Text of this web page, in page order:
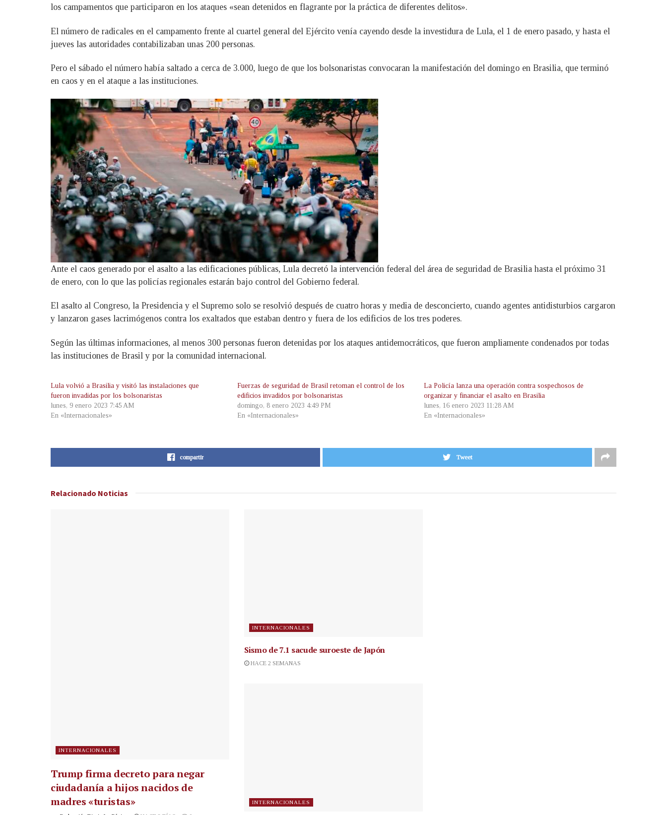
los campamentos que participaron en los ataques «sean detenidos en flagrante por la práctica de diferentes delitos».
El número de radicales en el campamento frente al cuartel general del Ejército venía cayendo desde la investidura de Lula, el 1 de enero pasado, y hasta el
jueves las autoridades contabilizaban unas 200 personas.
Pero el sábado el número había saltado a cerca de 3.000, luego de que los bolsonaristas convocaran la manifestación del domingo en Brasilia, que terminó
en caos y en el ataque a las instituciones.
Ante el caos generado por el asalto a las edificaciones públicas, Lula decretó la intervención federal del área de seguridad de Brasilia hasta el próximo 31
de enero, con lo que las policías regionales estarán bajo control del Gobierno federal.
El asalto al Congreso, la Presidencia y el Supremo solo se resolvió después de cuatro horas y media de desconcierto, cuando agentes antidisturbios cargaron
y lanzaron gases lacrimógenos contra los exaltados que estaban dentro y fuera de los edificios de los tres poderes.
Según las últimas informaciones, al menos 300 personas fueron detenidas por los ataques antidemocráticos, que fueron ampliamente condenados por todas
las instituciones de Brasil y por la comunidad internacional.
Lula volvió a Brasilia y visitó las instalaciones que
fueron invadidas por los bolsonaristas
lunes, 9 enero 2023 7:45 AM
En «Internacionales»
Fuerzas de seguridad de Brasil retoman el control de los
edificios invadidos por bolsonaristas
domingo, 8 enero 2023 4:49 PM
En «Internacionales»
La Policía lanza una operación contra sospechosos de
organizar y financiar el asalto en Brasilia
lunes, 16 enero 2023 11:28 AM
En «Internacionales»
compartir Tweet
Relacionado Noticias
INTERNACIONALES
Trump firma decreto para negar
ciudadanía a hijos nacidos de
madres «turistas»
INTERNACIONALES
Sismo de 7.1 sacude suroeste de Japón
HACE 2 SEMANAS
INTERNACIONALES